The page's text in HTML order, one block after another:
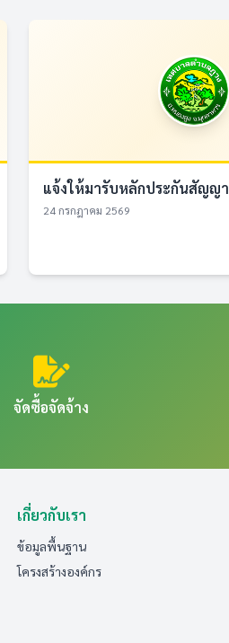
แจ้งให้มารับหลักประกันสัญญา
24 กรกฎาคม 2569
จัดซื้อจัดจ้าง
เกี่ยวกับเรา
ข้อมูลพื้นฐาน
โครงสร้างองค์กร